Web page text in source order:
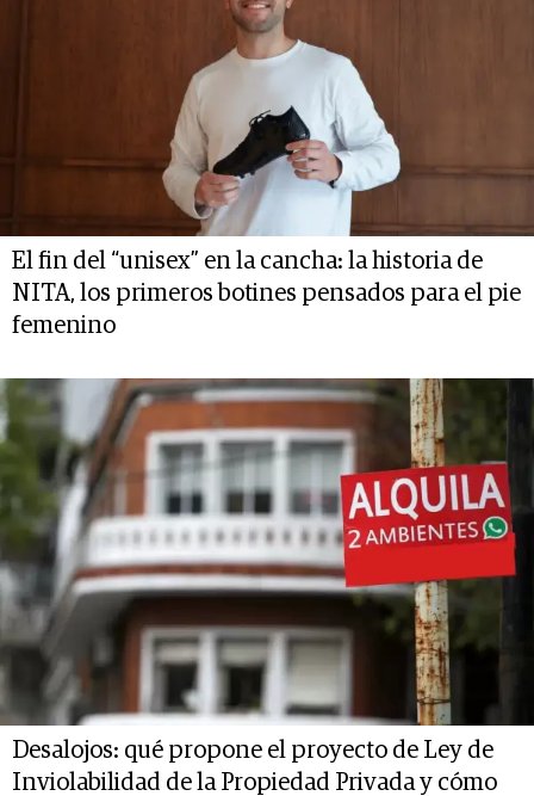
El fin del “unisex” en la cancha: la historia de
NITA, los primeros botines pensados para el pie
femenino
Desalojos: qué propone el proyecto de Ley de
Inviolabilidad de la Propiedad Privada y cómo